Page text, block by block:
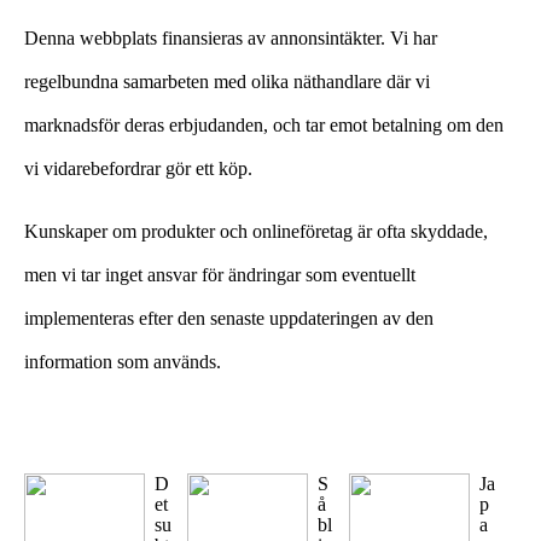
Denna webbplats finansieras av annonsintäkter. Vi har
regelbundna samarbeten med olika näthandlare där vi
marknadsför deras erbjudanden, och tar emot betalning om den
vi vidarebefordrar gör ett köp.
Kunskaper om produkter och onlineföretag är ofta skyddade,
men vi tar inget ansvar för ändringar som eventuellt
implementeras efter den senaste uppdateringen av den
information som används.
D
et
su
S
å
bl
Ja
p
a